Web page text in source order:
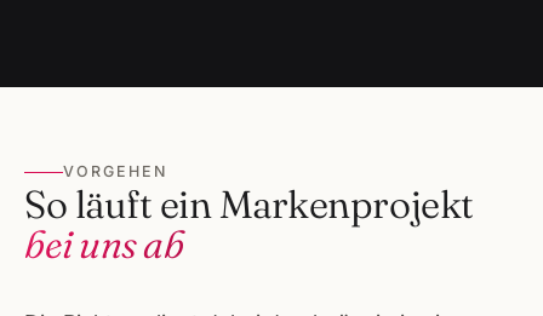
VORGEHEN
So läuft ein Markenprojekt
bei uns ab